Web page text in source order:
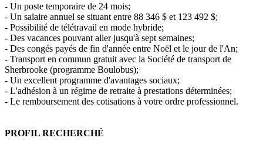
- Un poste temporaire de 24 mois;
- Un salaire annuel se situant entre 88 346 $ et 123 492 $;
- Possibilité de télétravail en mode hybride;
- Des vacances pouvant aller jusqu'à sept semaines;
- Des congés payés de fin d'année entre Noël et le jour de l'An;
- Transport en commun gratuit avec la Société de transport de
Sherbrooke (programme Boulobus);
- Un excellent programme d'avantages sociaux;
- L'adhésion à un régime de retraite à prestations déterminées;
- Le remboursement des cotisations à votre ordre professionnel.
PROFIL RECHERCHÉ